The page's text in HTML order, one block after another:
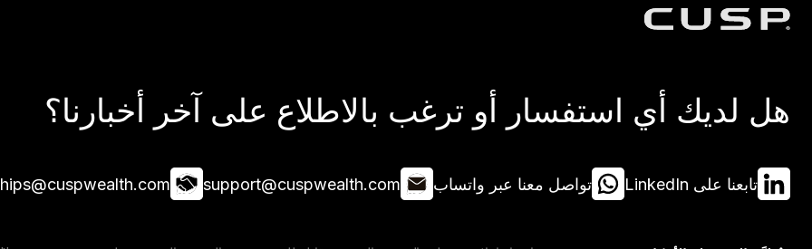
هل لديك أي استفسار أو ترغب بالاطلاع على آخر أخبارنا؟
تابعنا على LinkedIn تواصل معنا عبر واتساب support@cuspwealth.com